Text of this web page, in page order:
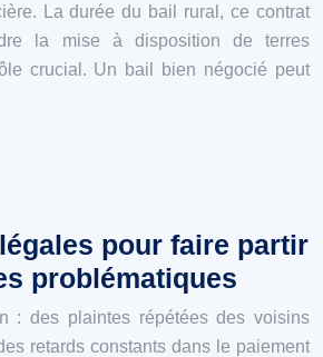
La durée du bail rural, ce contrat
la mise à disposition de terres
crucial. Un bail bien négocié peut
pour faire partir
problématiques
: des plaintes répétées des voisins
retards constants dans le paiement